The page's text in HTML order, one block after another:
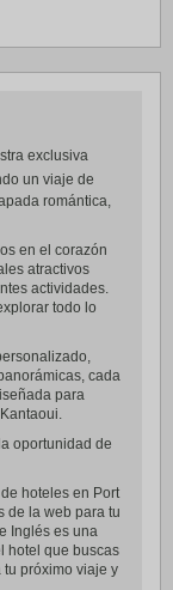
exclusiva
un viaje de
romántica,
en el corazón
atractivos
actividades.
todo lo
cada
para
oportunidad de
hoteles en Port
de la web para tu
Inglés es una
hotel que buscas
próximo viaje y